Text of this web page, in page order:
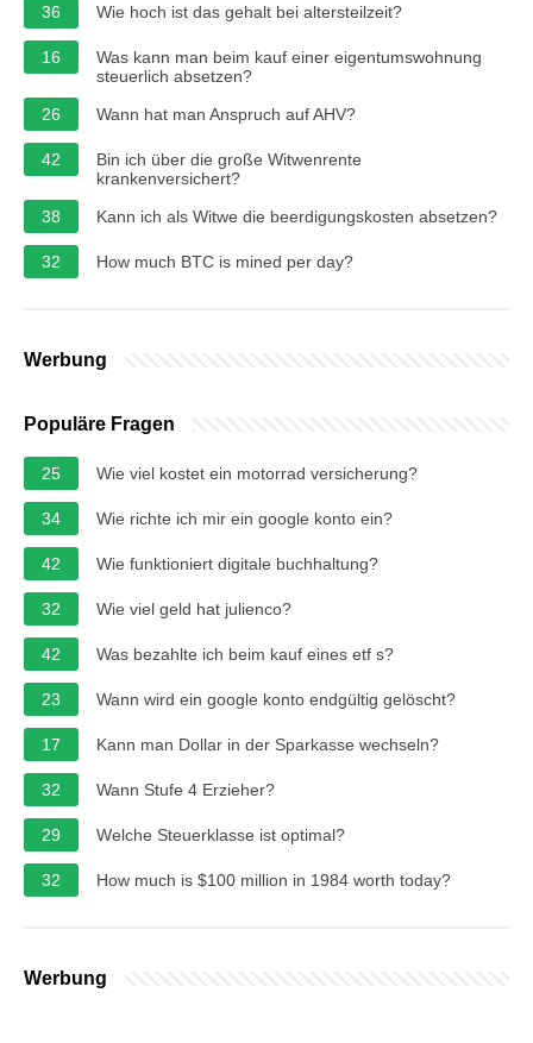
36 Wie hoch ist das gehalt bei altersteilzeit?
16
Was kann man beim kauf einer eigentumswohnung
steuerlich absetzen?
26
Wann hat man Anspruch auf AHV?
42
Bin ich über die große Witwenrente
krankenversichert?
38
Kann ich als Witwe die beerdigungskosten absetzen?
32 How much BTC is mined per day?
Werbung
Populäre Fragen
25 Wie viel kostet ein motorrad versicherung?
34 Wie richte ich mir ein google konto ein?
42 Wie funktioniert digitale buchhaltung?
32 Wie viel geld hat julienco?
42 Was bezahlte ich beim kauf eines etf s?
23 Wann wird ein google konto endgültig gelöscht?
17 Kann man Dollar in der Sparkasse wechseln?
32 Wann Stufe 4 Erzieher?
29 Welche Steuerklasse ist optimal?
32 How much is $100 million in 1984 worth today?
Werbung